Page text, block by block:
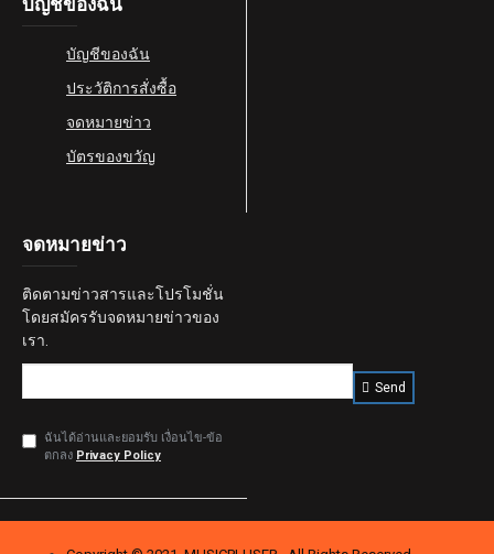
บัญชีของฉัน
บัญชีของฉัน
ประวัติการสั่งซื้อ
จดหมายข่าว
บัตรของขวัญ
จดหมายข่าว
ติดตามข่าวสารและโปรโมชั่น
โดยสมัครรับจดหมายข่าวของ
เรา.
Send
ฉันได้อ่านและยอมรับ เงื่อนไข-ข้อ
ตกลง Privacy Policy